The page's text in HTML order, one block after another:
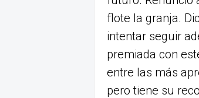
flote la granja.
intentar seguir
premiada con
entre las más
pero tiene su